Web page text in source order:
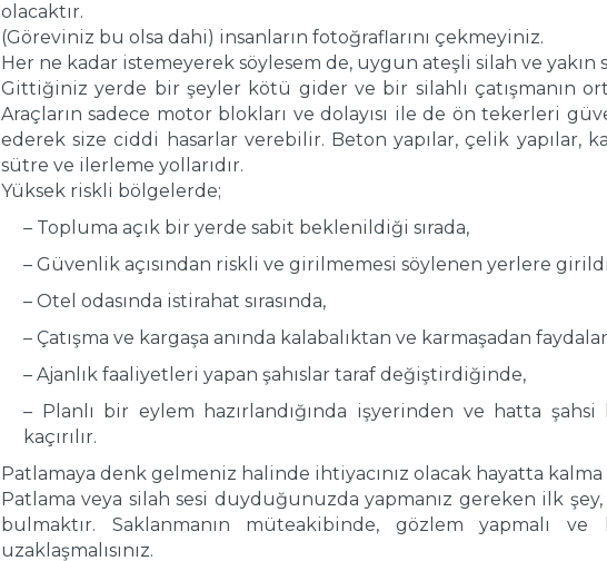
olacaktır.
(Göreviniz bu olsa dahi) insanların fotoğraflarını çekmeyiniz.
Her ne kadar istemeyerek söylesem de, uygun ateşli silah ve
Gittiğiniz yerde bir şeyler kötü gider ve bir silahlı çatışmanın
Araçların sadece motor blokları ve dolayısı ile de ön tekerleri
ederek size ciddi hasarlar verebilir. Beton yapılar, çelik yapılar,
sütre ve ilerleme yollarıdır.
Yüksek riskli bölgelerde;
– Topluma açık bir yerde sabit beklenildiği sırada,
– Güvenlik açısından riskli ve girilmemesi söylenen yerlere
– Otel odasında istirahat sırasında,
– Çatışma ve kargaşa anında kalabalıktan ve karmaşadan
– Ajanlık faaliyetleri yapan şahıslar taraf değiştirdiğinde,
– Planlı bir eylem hazırlandığında işyerinden ve hatta
kaçırılır.
Patlamaya denk gelmeniz halinde ihtiyacınız olacak hayatta
Patlama veya silah sesi duyduğunuzda yapmanız gereken ilk
bulmaktır. Saklanmanın müteakibinde, gözlem yapmalı
uzaklaşmalısınız.